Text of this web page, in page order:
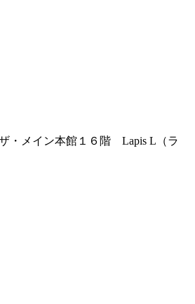
・メイン本館１６階 Lapis L（ラ